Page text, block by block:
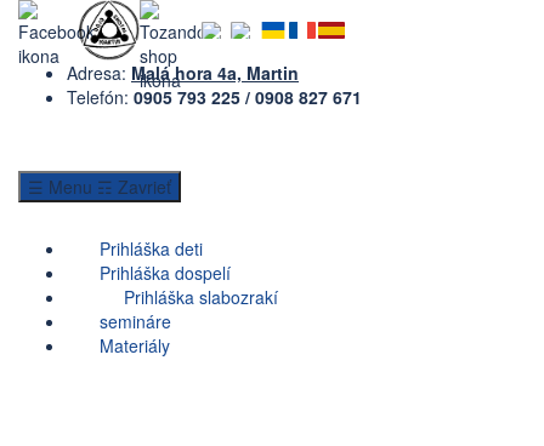
Adresa: Malá hora 4a, Martin
Telefón: 0905 793 225 / 0908 827 671
☰ Menu ☶ Zavrieť
Prihláška deti
Prihláška dospelí
Prihláška slabozrakí
semináre
Materiály